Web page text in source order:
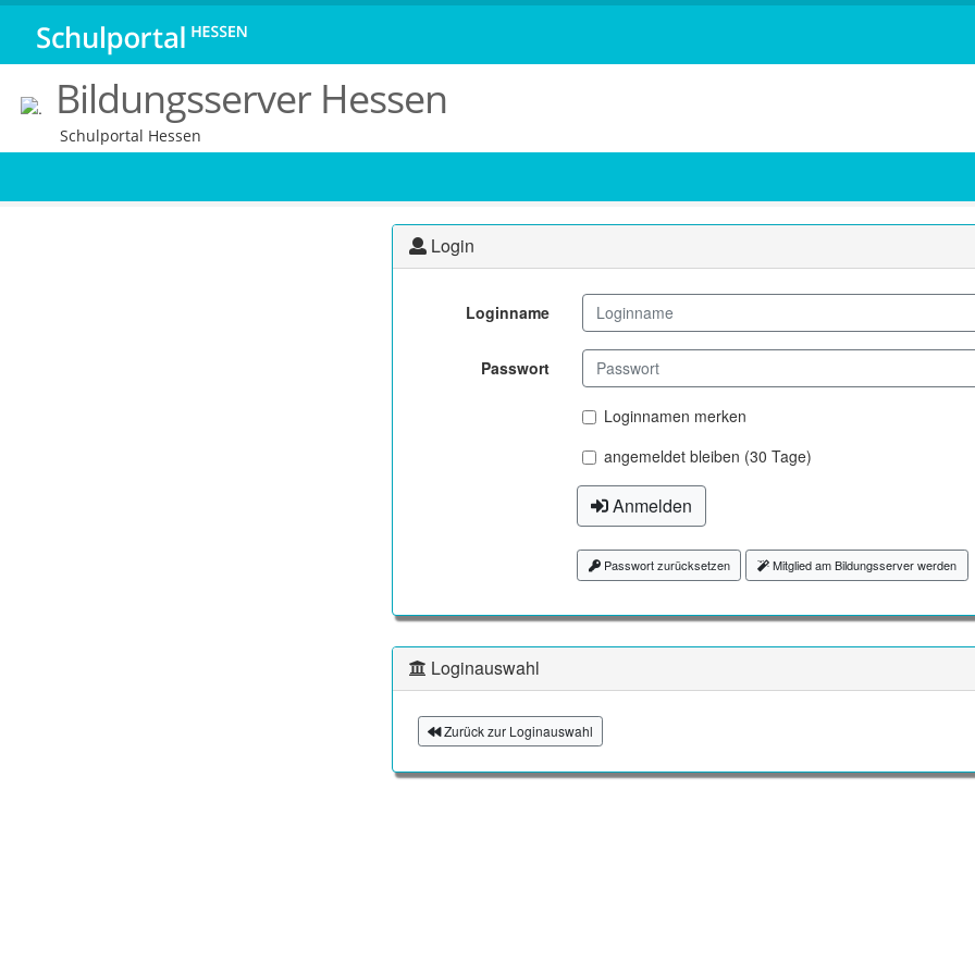
Bildungsserver Hessen
Schulportal Hessen
Login
Loginname
Passwort
Loginnamen merken
angemeldet bleiben (30 Tage)
Anmelden
Passwort zurücksetzen Mitglied am Bildungsserver werden
Loginauswahl
Zurück zur Loginauswahl